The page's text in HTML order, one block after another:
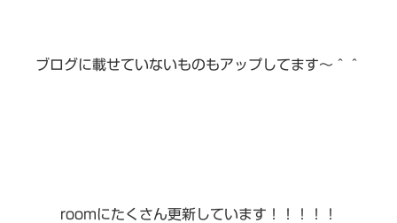
ブログに載せていないものもアップしてます〜＾＾
roomにたくさん更新しています！！！！！